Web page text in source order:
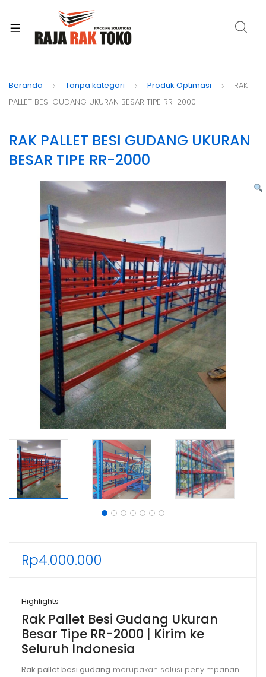
Beranda Tanpa kategori Produk Optimasi
RAK
PALLET BESI GUDANG UKURAN BESAR TIPE RR-2000
RAK PALLET BESI GUDANG UKURAN
BESAR TIPE RR-2000
Rp4.000.000
Highlights
Rak Pallet Besi Gudang Ukuran
Besar Tipe RR-2000 | Kirim ke
Seluruh Indonesia
Rak pallet besi gudang merupakan solusi penyimpanan